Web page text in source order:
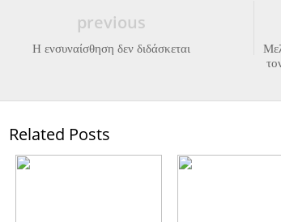
previous
Η ενσυναίσθηση δεν διδάσκεται
Related Posts